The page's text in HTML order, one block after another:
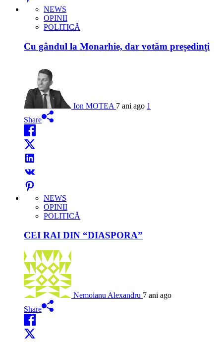
NEWS
OPINII
POLITICĂ
Cu gândul la Monarhie, dar votăm președinți
Ion MOTEA 7 ani ago 1
Share
NEWS
OPINII
POLITICĂ
CEI RAI DIN “DIASPORA”
Nemoianu Alexandru 7 ani ago
Share